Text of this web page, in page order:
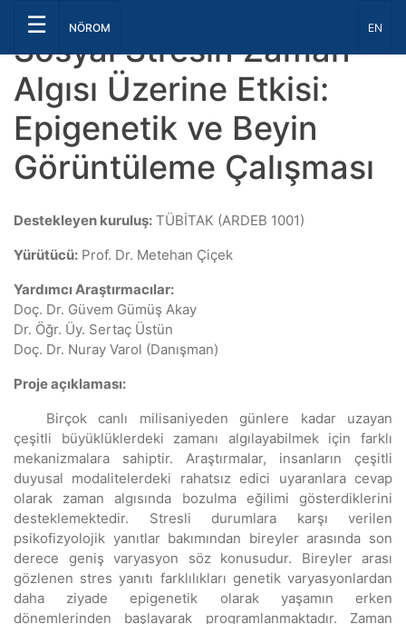
☰ NÖROM Dil
EN
Sosyal Stresin Zaman
Algısı Üzerine Etkisi:
Epigenetik ve Beyin
Görüntüleme Çalışması
Destekleyen kuruluş: TÜBİTAK (ARDEB 1001)
Yürütücü: Prof. Dr. Metehan Çiçek
Yardımcı Araştırmacılar:
Doç. Dr. Güvem Gümüş Akay
Dr. Öğr. Üy. Sertaç Üstün
Doç. Dr. Nuray Varol (Danışman)
Proje açıklaması:
Birçok canlı milisaniyeden günlere kadar uzayan
çeşitli büyüklüklerdeki zamanı algılayabilmek için farklı
mekanizmalara sahiptir. Araştırmalar, insanların çeşitli
duyusal modalitelerdeki rahatsız edici uyaranlara cevap
olarak zaman algısında bozulma eğilimi gösterdiklerini
desteklemektedir. Stresli durumlara karşı verilen
psikofizyolojik yanıtlar bakımından bireyler arasında son
derece geniş varyasyon söz konusudur. Bireyler arası
gözlenen stres yanıtı farklılıkları genetik varyasyonlardan
daha ziyade epigenetik olarak yaşamın erken
dönemlerinden başlayarak programlanmaktadır. Zaman